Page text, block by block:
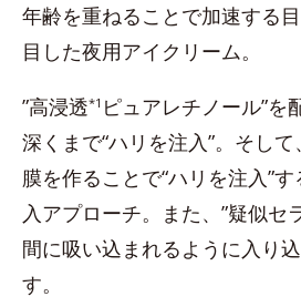
年齢を重ねることで加速する
目した夜用アイクリーム。
”高浸透*1 ピュアレチノール”を
深くまで“ハリを注入”。そし
膜を作ることで“ハリを注入”
入アプローチ。また、”疑似セ
間に吸い込まれるように入り
す。